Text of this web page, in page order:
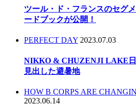
ツール・ド・フランスのセグ
ードブックが公開！
PERFECT DAY 2023.07.03
NIKKO & CHUZENJI LAKE
見出した避暑地
HOW B CORPS ARE
2023.06.14